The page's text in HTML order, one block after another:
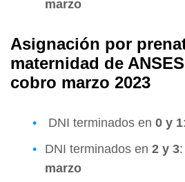
marzo
Asignación por
maternidad de
cobro marzo 2023
DNI terminados en 0 y 1
DNI terminados en 2 y 3
marzo